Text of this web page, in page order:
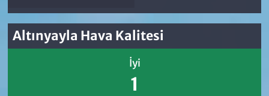
Altınyayla Hava Kalitesi
İyi
1